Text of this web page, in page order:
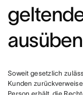
ausüben
Soweit gesetzlich
Kunden